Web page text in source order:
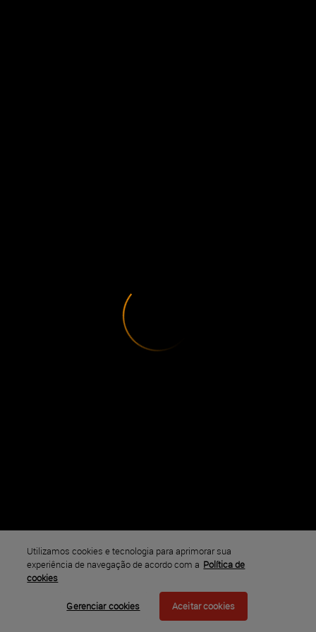
Utilizamos cookies e tecnologia para aprimorar sua
experiência de navegação de acordo com a Política de
cookies
Gerenciar cookies Aceitar cookies